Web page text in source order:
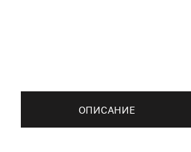
ОПИСАНИЕ